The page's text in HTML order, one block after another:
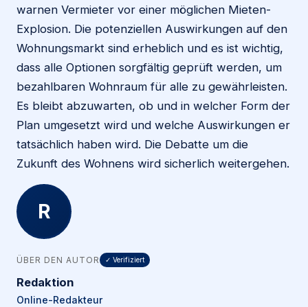
warnen Vermieter vor einer möglichen Mieten-
Explosion. Die potenziellen Auswirkungen auf den
Wohnungsmarkt sind erheblich und es ist wichtig,
dass alle Optionen sorgfältig geprüft werden, um
bezahlbaren Wohnraum für alle zu gewährleisten.
Es bleibt abzuwarten, ob und in welcher Form der
Plan umgesetzt wird und welche Auswirkungen er
tatsächlich haben wird. Die Debatte um die
Zukunft des Wohnens wird sicherlich weitergehen.
R
ÜBER DEN AUTOR ✓ Verifiziert
Redaktion
Online-Redakteur